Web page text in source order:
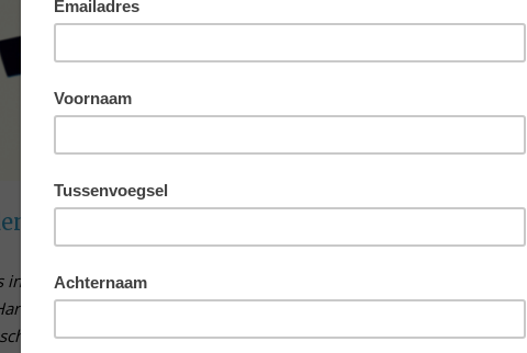
En waardoor worden wetenschappers aangespoord onderzoek te
je mee op een toegankelijke en ‘luchtige’ ontdekkingsreis. Wat is
denken in je eigen beroepspraktijk?